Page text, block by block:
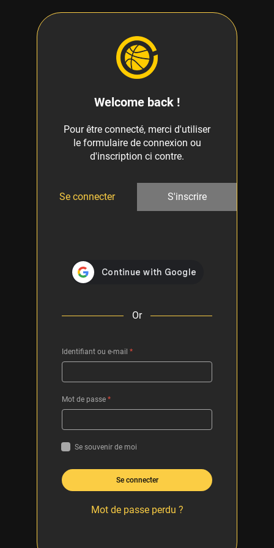
Welcome back !
Pour être connecté, merci d'utiliser
le formulaire de connexion ou
d'inscription ci contre.
Se connecter S'inscrire
Or
Identifiant ou e-mail *
Mot de passe *
Se souvenir de moi
Se connecter
Mot de passe perdu ?